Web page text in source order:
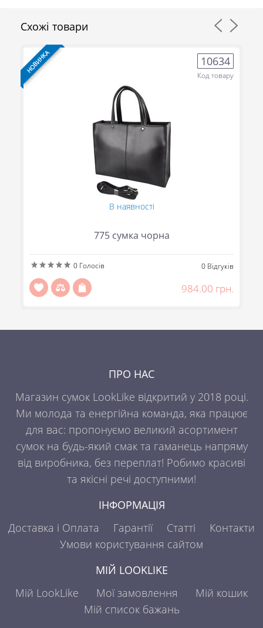
Схожі товари
НОВИНКА 10634
Код товару
В наявності
775 сумка чорна
0 Голосів 0 Відгуків
984.00 грн.
ПРО НАС
Магазин сумок LookLike відкритий у 2018 році.
Ми молода та енергійна команда, яка працює
для вас: пропонуємо великий асортимент
сумок на будь-який смак та гаманець напряму
від виробника, без переплат! Робимо красиві
та якісні речі доступними!
ІНФОРМАЦІЯ
Доставка і Оплата
Гарантії Статті
Контакти
Умови користування сайтом
МІЙ LOOKLIKE
Мій LookLike
Мої замовлення
Мій кошик
Мій список бажань